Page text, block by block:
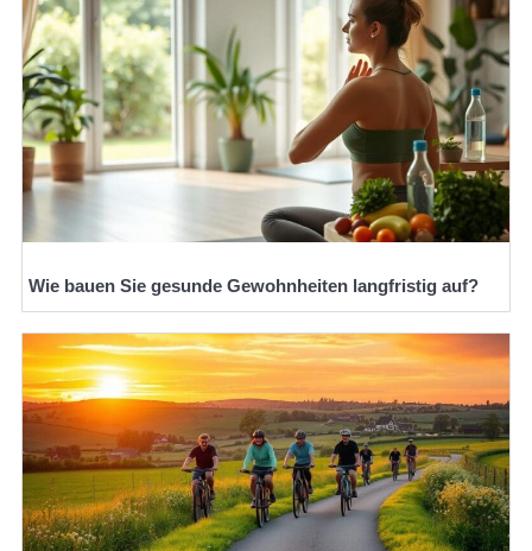
Wie bauen Sie gesunde Gewohnheiten langfristig auf?